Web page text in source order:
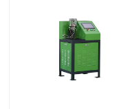
Maison
Produits